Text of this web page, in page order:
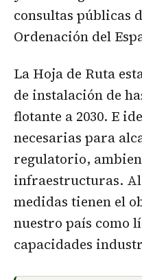
consultas públicas
Ordenación del
La Hoja de Ruta
de instalación de
flotante a 2030. E
necesarias para
regulatorio,
infraestructuras. Al
medidas tienen el
nuestro país como
capacidades